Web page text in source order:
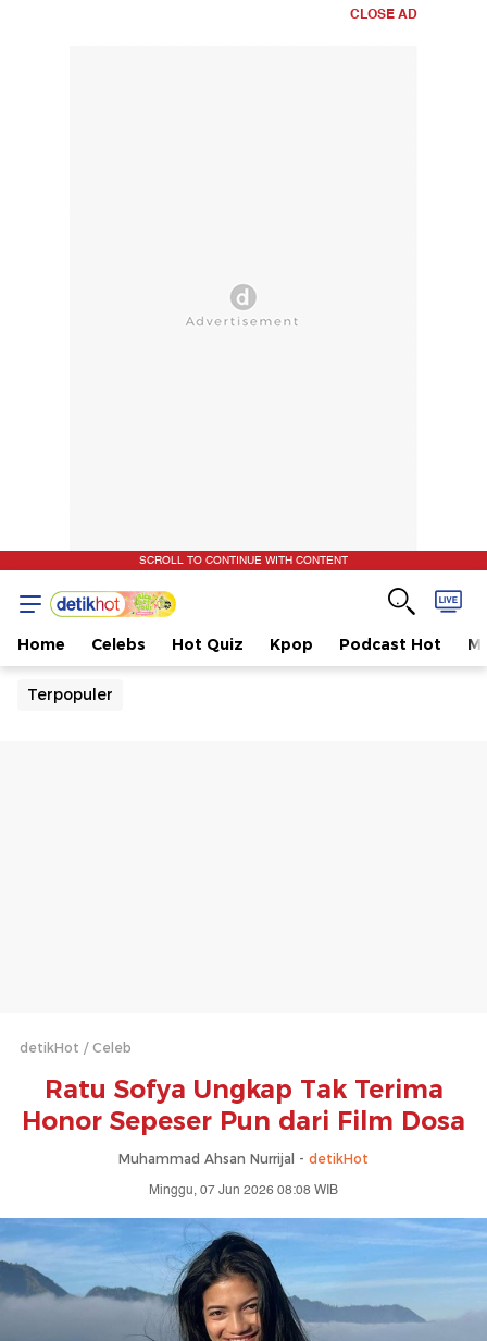
CLOSE AD
SCROLL TO CONTINUE WITH CONTENT
Home Celebs Hot Quiz Kpop Podcast Hot
Terpopuler
detikHot Celeb
Ratu Sofya Ungkap Tak Terima
Honor Sepeser Pun dari Film Dosa
Muhammad Ahsan Nurrijal - detikHot
Minggu, 07 Jun 2026 08:08 WIB